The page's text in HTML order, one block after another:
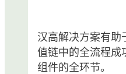
汉高解决方案有助
值链中的全流程成
组件的全环节。